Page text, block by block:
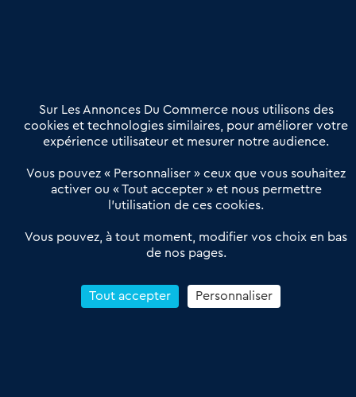
Offres Pro
Actualités
Qui sommes nous ?
Derniers articles
Réseau 3C : un partenaire national dédié aux transactions
Petitscommerces : Un partenariat au service du commerce de
proximité et des territoires
Reprendre un Restaurant Rapide
Sur Les Annonces Du Commerce nous utilisons des
cookies et technologies similaires, pour améliorer votre
expérience utilisateur et mesurer notre audience.
Vous pouvez « Personnaliser » ceux que vous souhaitez
activer ou « Tout accepter » et nous permettre
l’utilisation de ces cookies.
Vous pouvez, à tout moment, modifier vos choix en bas
de nos pages.
Tout accepter Personnaliser